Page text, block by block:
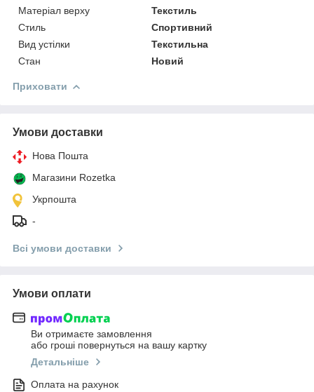
Матеріал верху
Текстиль
Стиль
Спортивний
Вид устілки
Текстильна
Стан
Новий
Приховати
Умови доставки
Нова Пошта
Магазини Rozetka
Укрпошта
-
Всі умови доставки
Умови оплати
Ви отримаєте замовлення
або гроші повернуться на вашу картку
Детальніше
Оплата на рахунок